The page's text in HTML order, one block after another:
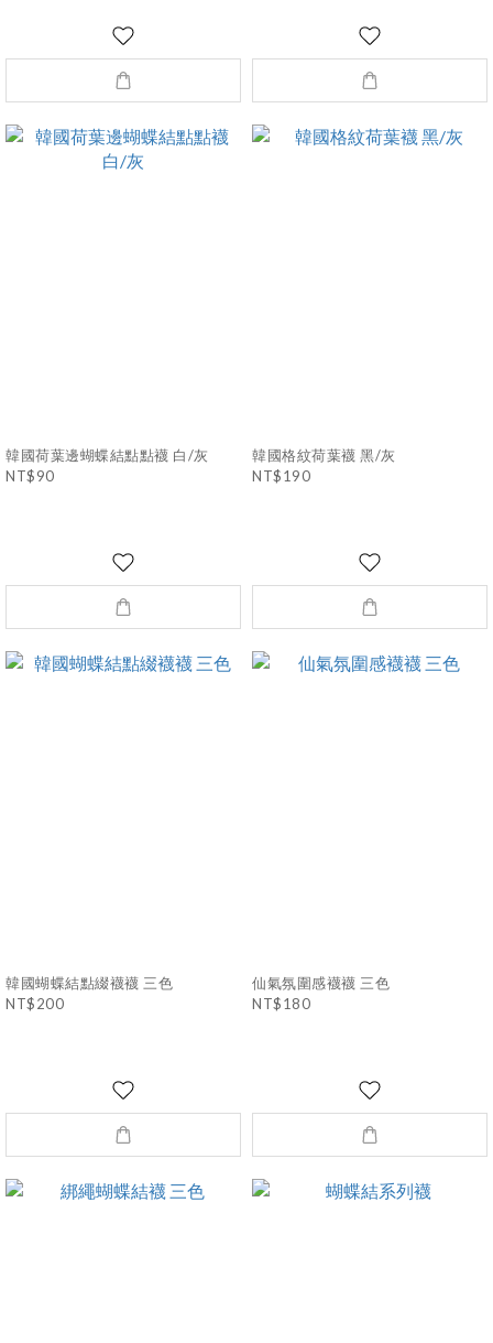
韓國荷葉邊蝴蝶結點點襪 白/灰
NT$90
韓國格紋荷葉襪 黑/灰
NT$190
韓國蝴蝶結點綴襪襪 三色
NT$200
仙氣氛圍感襪襪 三色
NT$180